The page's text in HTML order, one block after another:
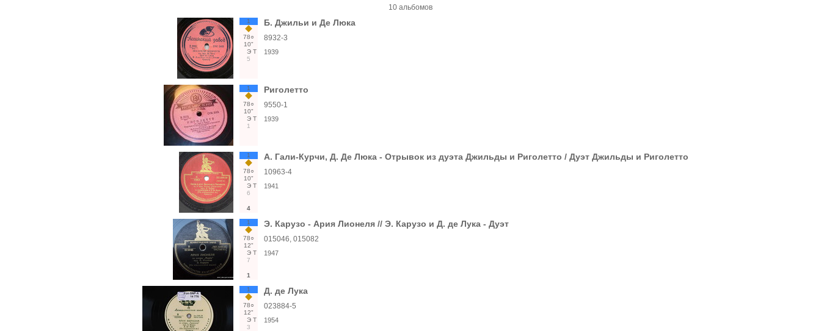
10 альбомов
1
78○
10"
Э Т
5
Б. Джильи и Де Люка
8932-3
1939
1
78○
10"
Э Т
1
Риголетто
9550-1
1939
1
78○
10"
Э Т
6
4
А. Гали-Курчи, Д. Де Люка - Отрывок из дуэта Джильды и Риголетто / Дуэт Джильды и Риголетто
10963-4
1941
1
78○
12"
Э Т
7
1
Э. Карузо - Ария Лионеля // Э. Карузо и Д. де Лука - Дуэт
015046, 015082
1947
1
78○
12"
Э Т
3
Д. де Лука
023884-5
1954